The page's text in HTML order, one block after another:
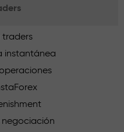
traders
instantánea